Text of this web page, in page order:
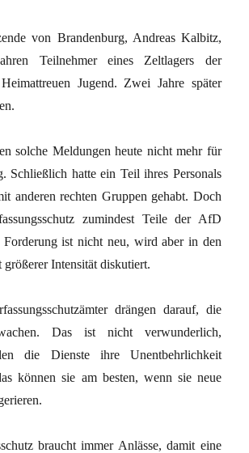
von Brandenburg, Andreas Kalbitz,
Teilnehmer eines Zeltlagers der
Jugend. Zwei Jahre später
solche Meldungen heute nicht mehr für
Schließlich hatte ein Teil ihres Personals
anderen rechten Gruppen gehabt. Doch
zumindest Teile der AfD
Forderung ist nicht neu, wird aber in den
größerer Intensität diskutiert.
drängen darauf, die
Das ist nicht verwunderlich,
die Dienste ihre Unentbehrlichkeit
können sie am besten, wenn sie neue
braucht immer Anlässe, damit eine